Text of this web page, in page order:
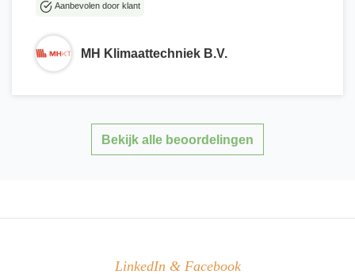
MH Klimaattechniek B.V.
Aanbevolen door klant
Bekijk alle beoordelingen
LinkedIn & Facebook